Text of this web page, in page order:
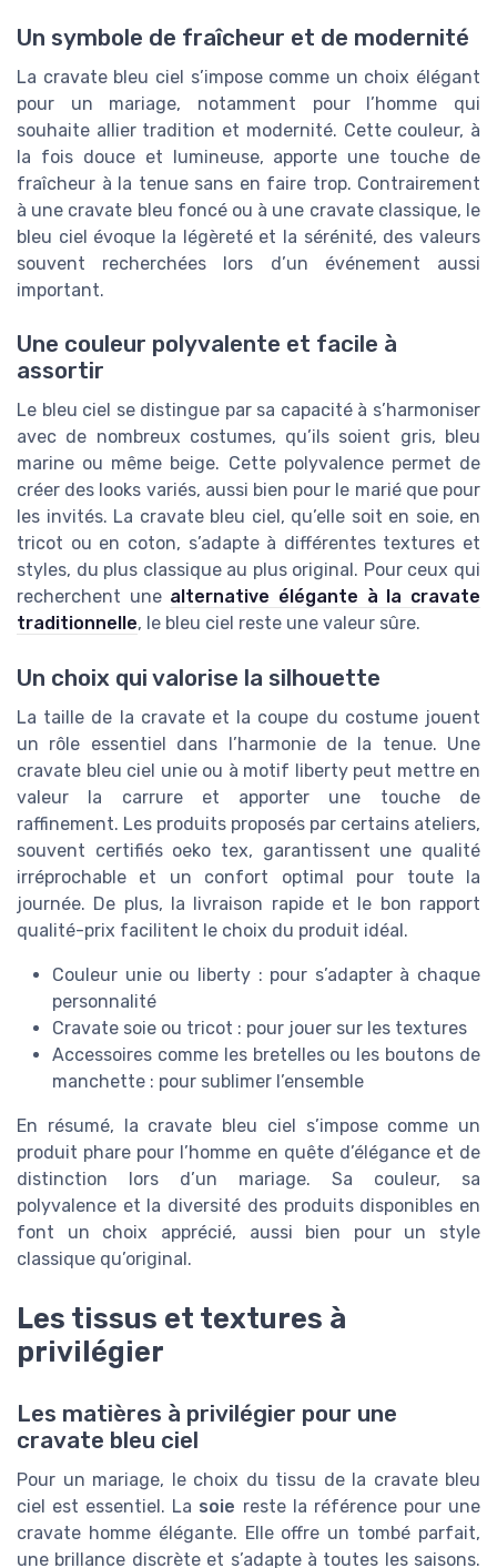
Un symbole de fraîcheur et de modernité
La cravate bleu ciel s’impose comme un choix élégant
pour un mariage, notamment pour l’homme qui
souhaite allier tradition et modernité. Cette couleur, à
la fois douce et lumineuse, apporte une touche de
fraîcheur à la tenue sans en faire trop. Contrairement
à une cravate bleu foncé ou à une cravate classique, le
bleu ciel évoque la légèreté et la sérénité, des valeurs
souvent recherchées lors d’un événement aussi
important.
Une couleur polyvalente et facile à
assortir
Le bleu ciel se distingue par sa capacité à s’harmoniser
avec de nombreux costumes, qu’ils soient gris, bleu
marine ou même beige. Cette polyvalence permet de
créer des looks variés, aussi bien pour le marié que pour
les invités. La cravate bleu ciel, qu’elle soit en soie, en
tricot ou en coton, s’adapte à différentes textures et
styles, du plus classique au plus original. Pour ceux qui
recherchent une alternative élégante à la cravate
traditionnelle, le bleu ciel reste une valeur sûre.
Un choix qui valorise la silhouette
La taille de la cravate et la coupe du costume jouent
un rôle essentiel dans l’harmonie de la tenue. Une
cravate bleu ciel unie ou à motif liberty peut mettre en
valeur la carrure et apporter une touche de
raffinement. Les produits proposés par certains ateliers,
souvent certifiés oeko tex, garantissent une qualité
irréprochable et un confort optimal pour toute la
journée. De plus, la livraison rapide et le bon rapport
qualité-prix facilitent le choix du produit idéal.
Couleur unie ou liberty : pour s’adapter à chaque
personnalité
Cravate soie ou tricot : pour jouer sur les textures
Accessoires comme les bretelles ou les boutons de
manchette : pour sublimer l’ensemble
En résumé, la cravate bleu ciel s’impose comme un
produit phare pour l’homme en quête d’élégance et de
distinction lors d’un mariage. Sa couleur, sa
polyvalence et la diversité des produits disponibles en
font un choix apprécié, aussi bien pour un style
classique qu’original.
Les tissus et textures à
privilégier
Les matières à privilégier pour une
cravate bleu ciel
Pour un mariage, le choix du tissu de la cravate bleu
ciel est essentiel. La soie reste la référence pour une
cravate homme élégante. Elle offre un tombé parfait,
une brillance discrète et s’adapte à toutes les saisons.